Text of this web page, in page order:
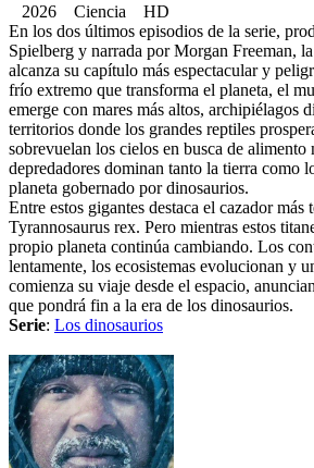
2026 Ciencia HD
En los dos últimos episodios de la serie,
Spielberg y narrada por Morgan Freeman,
alcanza su capítulo más espectacular y
frío extremo que transforma el planeta, el
emerge con mares más altos, archipiélagos
territorios donde los grandes reptiles
sobrevuelan los cielos en busca de alimento
depredadores dominan tanto la tierra como
planeta gobernado por dinosaurios.
Entre estos gigantes destaca el cazador más
Tyrannosaurus rex. Pero mientras estos
propio planeta continúa cambiando. Los
lentamente, los ecosistemas evolucionan y
comienza su viaje desde el espacio,
que pondrá fin a la era de los dinosaurios.
Serie: Los dinosaurios